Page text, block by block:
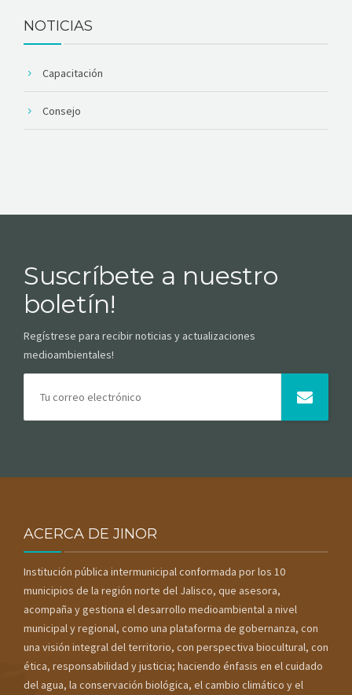
NOTICIAS
Capacitación
Consejo
Suscríbete a nuestro
boletín!
Regístrese para recibir noticias y actualizaciones
medioambientales!
ACERCA DE JINOR
Institución pública intermunicipal conformada por los 10
municipios de la región norte del Jalisco, que asesora,
acompaña y gestiona el desarrollo medioambiental a nivel
municipal y regional, como una plataforma de gobernanza, con
una visión integral del territorio, con perspectiva biocultural, con
ética, responsabilidad y justicia; haciendo énfasis en el cuidado
del agua, la conservación biológica, el cambio climático y el